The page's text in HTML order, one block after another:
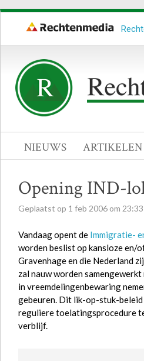
NIEUWS ARTIKELEN
Opening IND-
Geplaatst op 1 feb 2006 om 23:33
Vandaag opent de Immigratie-
worden beslist op kansloze en/
Gravenhage en die Nederland
zal nauw worden
in vreemdelingenbewaring
gebeuren. Dit lik-op-stuk-
reguliere toelatingsprocedure
verblijf.